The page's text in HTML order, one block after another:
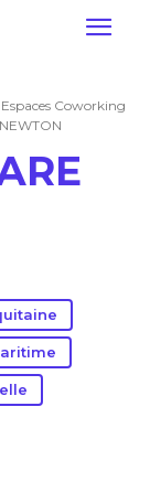
Espaces Coworking